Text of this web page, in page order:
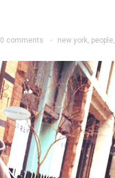
0 comments · new york, people,